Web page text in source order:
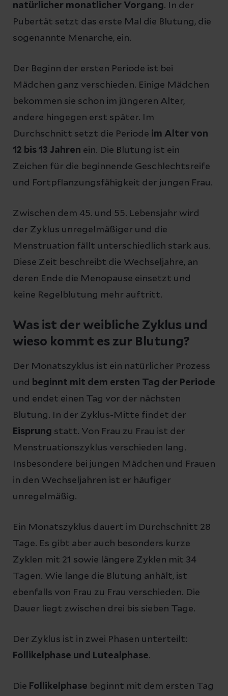
natürlicher monatlicher Vorgang. In der
Pubertät setzt das erste Mal die Blutung, die
sogenannte Menarche, ein.
Der Beginn der ersten Periode ist bei
Mädchen ganz verschieden. Einige Mädchen
bekommen sie schon im jüngeren Alter,
andere hingegen erst später. Im
Durchschnitt setzt die Periode im Alter von
12 bis 13 Jahren ein. Die Blutung ist ein
Zeichen für die beginnende Geschlechtsreife
und Fortpflanzungsfähigkeit der jungen Frau.
Zwischen dem 45. und 55. Lebensjahr wird
der Zyklus unregelmäßiger und die
Menstruation fällt unterschiedlich stark aus.
Diese Zeit beschreibt die Wechseljahre, an
deren Ende die Menopause einsetzt und
keine Regelblutung mehr auftritt.
Was ist der weibliche Zyklus und
wieso kommt es zur Blutung?
Der Monatszyklus ist ein natürlicher Prozess
und
beginnt mit dem ersten Tag der Periode
und endet einen Tag vor der nächsten
Blutung. In der Zyklus-Mitte findet der
Eisprung statt. Von Frau zu Frau ist der
Menstruationszyklus verschieden lang.
Insbesondere bei jungen Mädchen und Frauen
in den Wechseljahren ist er häufiger
unregelmäßig.
Ein Monatszyklus dauert im Durchschnitt 28
Tage. Es gibt aber auch besonders kurze
Zyklen mit 21 sowie längere Zyklen mit 34
Tagen. Wie lange die Blutung anhält, ist
ebenfalls von Frau zu Frau verschieden. Die
Dauer liegt zwischen drei bis sieben Tage.
Der Zyklus ist in zwei Phasen unterteilt:
Follikelphase und Lutealphase.
Die Follikelphase beginnt mit dem ersten Tag